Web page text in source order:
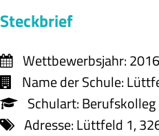
Steckbrief
Wettbewerbsjahr:
Name der Schule:
Schulart:Berufskolleg
Adresse:Lüttfeld 1,